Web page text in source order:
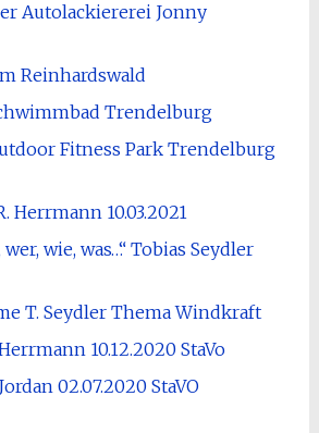
Autolackiererei Jonny
Reinhardswald
Trendelburg
Fitness Park Trendelburg
Herrmann 10.03.2021
wer, wie, was…“ Tobias Seydler
T. Seydler Thema Windkraft
10.12.2020 StaVo
02.07.2020 StaVO